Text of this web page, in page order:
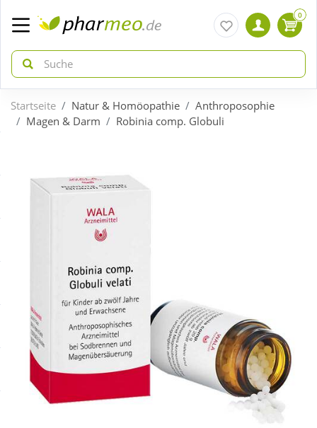
zurück
Aktuelle Coupons
Sale
Schnäppchen
zurück
Arzneimittel
Körperpflege & Kosmetik
Liebe & Erotik
0
Startseite Natur & Homöopathie
Anthroposophie
Magen & Darm
Robinia comp. Globuli